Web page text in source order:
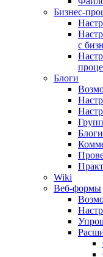
Бизнес-
с
Блоги
Блоги
Wiki
Веб-формы